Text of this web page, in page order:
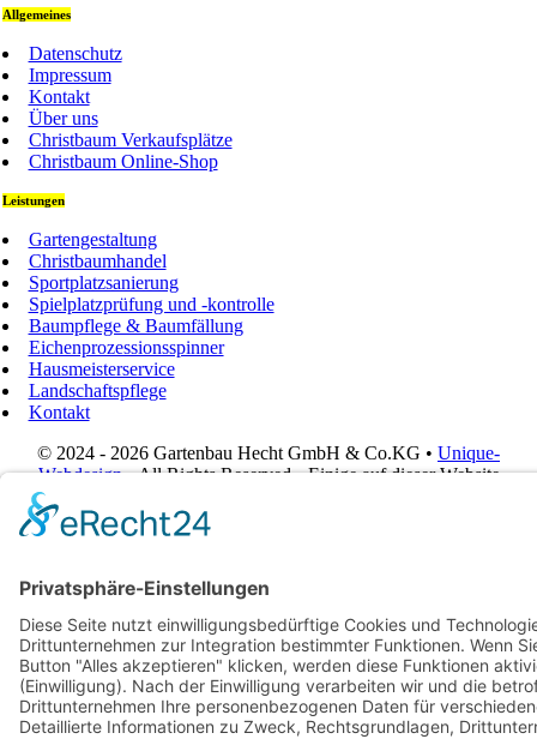
Allgemeines
Datenschutz
Impressum
Kontakt
Über uns
Christbaum Verkaufsplätze
Christbaum Online-Shop
Leistungen
Gartengestaltung
Christbaumhandel
Sportplatzsanierung
Spielplatzprüfung und -kontrolle
Baumpflege & Baumfällung
Eichenprozessionsspinner
Hausmeisterservice
Landschaftspflege
Kontakt
© 2024 - 2026 Gartenbau Hecht GmbH & Co.KG • Unique-
Webdesign• All Rights Reserved • Einige auf dieser Website
verwendete Bilder wurden mit künstlicher Intelligenz erstellt.
Page load link
Go to Top